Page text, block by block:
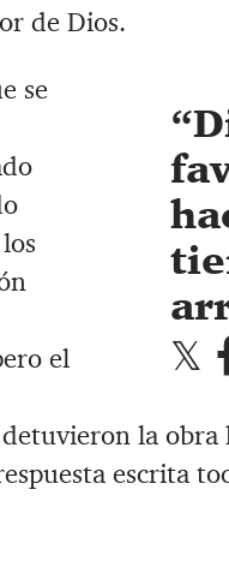
de Dios.
se
el
la
escrita